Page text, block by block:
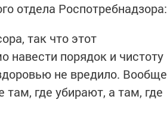
отдела Роспотребнадзора:
так что этот
навести порядок и чистоту
не вредило. Вообще
где убирают, а там, где